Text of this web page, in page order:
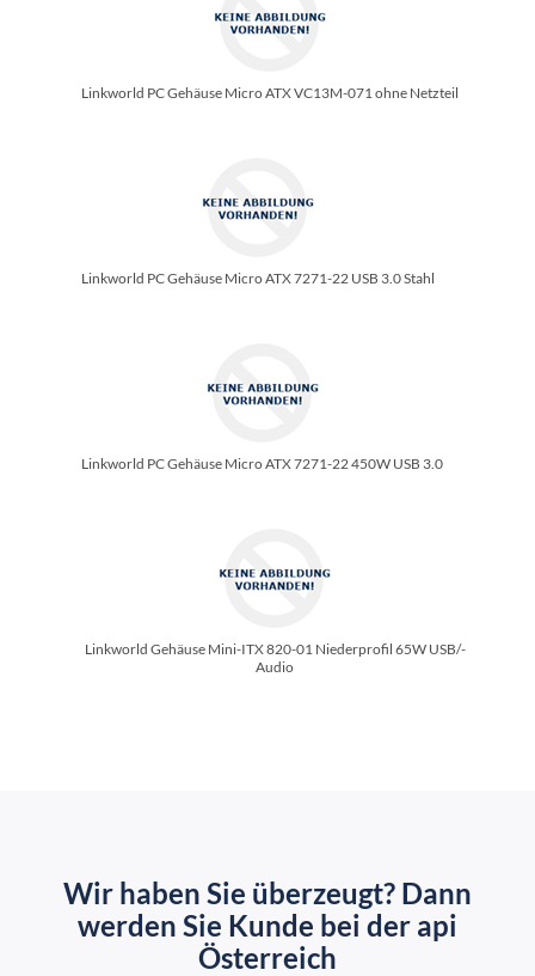
Linkworld PC Gehäuse Micro ATX VC13M-071 ohne Netzteil
Linkworld PC Gehäuse Micro ATX 7271-22 USB 3.0 Stahl
Linkworld PC Gehäuse Micro ATX 7271-22 450W USB 3.0
Linkworld Gehäuse Mini-ITX 820-01 Niederprofil 65W USB/­
Audio
Wir haben Sie überzeugt? Dann
werden Sie Kunde bei der api
Österreich